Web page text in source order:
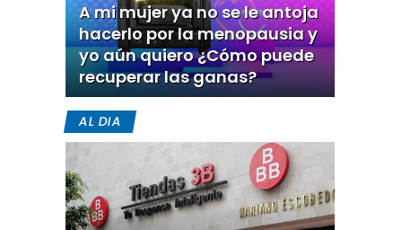
A mi mujer ya no se le antoja
hacerlo por la menopausia y
yo aún quiero ¿Cómo puede
recuperar las ganas?
AL DIA